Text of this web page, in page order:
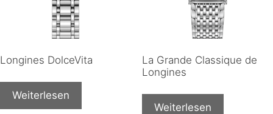
Longines DolceVita
Weiterlesen
La Grande Classique de
Longines
Weiterlesen